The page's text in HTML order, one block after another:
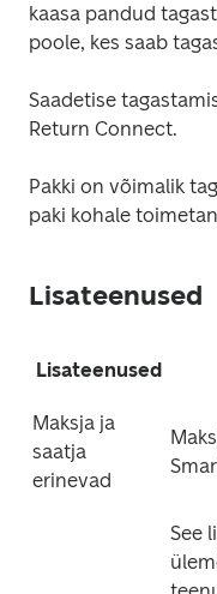
kaasa pandud
poole, kes saab
Saadetise
Return Connect.
Pakki on võimalik
paki kohale
Lisateenused
Lisateenused
Maksja ja
saatja
erinevad
See